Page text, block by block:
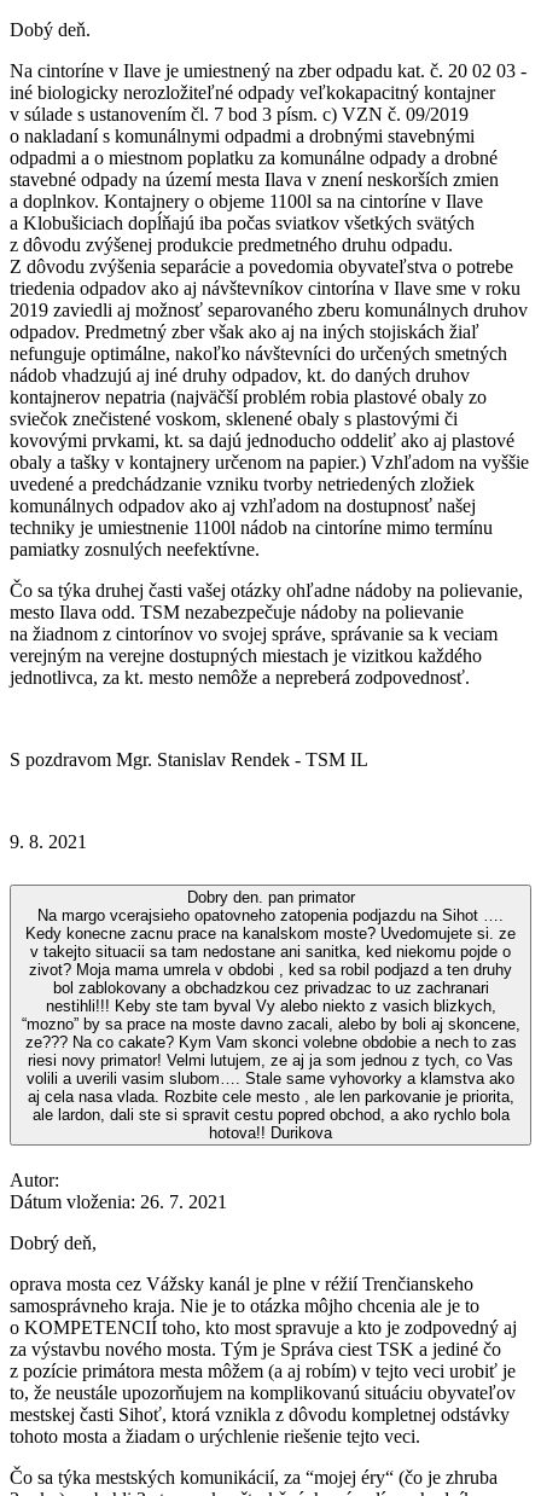
Dobý deň.
Na cintoríne v Ilave je umiestnený na zber odpadu kat. č. 20 02 03 -
iné biologicky nerozložiteľné odpady veľkokapacitný kontajner
v súlade s ustanovením čl. 7 bod 3 písm. c) VZN č. 09/2019
o nakladaní s komunálnymi odpadmi a drobnými stavebnými
odpadmi a o miestnom poplatku za komunálne odpady a drobné
stavebné odpady na území mesta Ilava v znení neskorších zmien
a doplnkov. Kontajnery o objeme 1100l sa na cintoríne v Ilave
a Klobušiciach dopĺňajú iba počas sviatkov všetkých svätých
z dôvodu zvýšenej produkcie predmetného druhu odpadu.
Z dôvodu zvýšenia separácie a povedomia obyvateľstva o potrebe
triedenia odpadov ako aj návštevníkov cintorína v Ilave sme v roku
2019 zaviedli aj možnosť separovaného zberu komunálnych druhov
odpadov. Predmetný zber však ako aj na iných stojiskách žiaľ
nefunguje optimálne, nakoľko návštevníci do určených smetných
nádob vhadzujú aj iné druhy odpadov, kt. do daných druhov
kontajnerov nepatria (najväčší problém robia plastové obaly zo
sviečok znečistené voskom, sklenené obaly s plastovými či
kovovými prvkami, kt. sa dajú jednoducho oddeliť ako aj plastové
obaly a tašky v kontajnery určenom na papier.) Vzhľadom na vyššie
uvedené a predchádzanie vzniku tvorby netriedených zložiek
komunálnych odpadov ako aj vzhľadom na dostupnosť našej
techniky je umiestnenie 1100l nádob na cintoríne mimo termínu
pamiatky zosnulých neefektívne.
Čo sa týka druhej časti vašej otázky ohľadne nádoby na polievanie,
mesto Ilava odd. TSM nezabezpečuje nádoby na polievanie
na žiadnom z cintorínov vo svojej správe, správanie sa k veciam
verejným na verejne dostupných miestach je vizitkou každého
jednotlivca, za kt. mesto nemôže a nepreberá zodpovednosť.
S pozdravom Mgr. Stanislav Rendek - TSM IL
9. 8. 2021
Dobry den. pan primator
Na margo vcerajsieho opatovneho zatopenia podjazdu na Sihot ….
Kedy konecne zacnu prace na kanalskom moste? Uvedomujete si. ze
v takejto situacii sa tam nedostane ani sanitka, ked niekomu pojde o
zivot? Moja mama umrela v obdobi , ked sa robil podjazd a ten druhy
bol zablokovany a obchadzkou cez privadzac to uz zachranari
nestihli!!! Keby ste tam byval Vy alebo niekto z vasich blizkych,
“mozno” by sa prace na moste davno zacali, alebo by boli aj skoncene,
ze??? Na co cakate? Kym Vam skonci volebne obdobie a nech to zas
riesi novy primator! Velmi lutujem, ze aj ja som jednou z tych, co Vas
volili a uverili vasim slubom…. Stale same vyhovorky a klamstva ako
aj cela nasa vlada. Rozbite cele mesto , ale len parkovanie je priorita,
ale lardon, dali ste si spravit cestu popred obchod, a ako rychlo bola
hotova!! Durikova
Autor:
Dátum vloženia: 26. 7. 2021
Dobrý deň,
oprava mosta cez Vážsky kanál je plne v réžií Trenčianskeho
samosprávneho kraja. Nie je to otázka môjho chcenia ale je to
o KOMPETENCIÍ toho, kto most spravuje a kto je zodpovedný aj
za výstavbu nového mosta. Tým je Správa ciest TSK a jediné čo
z pozície primátora mesta môžem (a aj robím) v tejto veci urobiť je
to, že neustále upozorňujem na komplikovanú situáciu obyvateľov
mestskej časti Sihoť, ktorá vznikla z dôvodu kompletnej odstávky
tohoto mosta a žiadam o urýchlenie riešenie tejto veci.
Čo sa týka mestských komunikácií, za “mojej éry“ (čo je zhruba